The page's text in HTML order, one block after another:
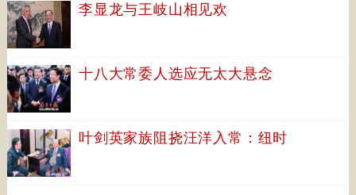
李显龙与王岐山相见欢
十八大常委人选应无太大悬念
叶剑英家族阻挠汪洋入常：纽时